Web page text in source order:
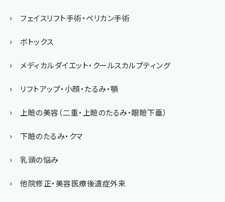
フェイスリフト手術・ペリカン手術
ボトックス
メディカルダイエット・クールスカルプティング
リフトアップ・小顔・たるみ・顎
上瞼の美容（二重・上瞼のたるみ・眼瞼下垂）
下瞼のたるみ・クマ
乳頭の悩み
他院修正・美容医療後遺症外来